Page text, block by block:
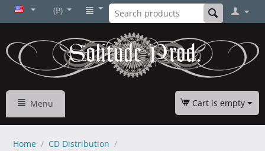
(₽)
Menu Cart is empty
Home / CD Distribution /